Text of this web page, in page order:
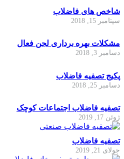
شاخص های فاضلاب
سپتامبر 15, 2018
مشکلات بهره برداری لجن فعال
دسامبر 3, 2018
پکیج تصفیه فاضلاب
دسامبر 25, 2018
تصفیه فاضلاب اجتماعات کوچک
ژوئن 17, 2019
تصفیه فاضلاب
جولای 21, 2019